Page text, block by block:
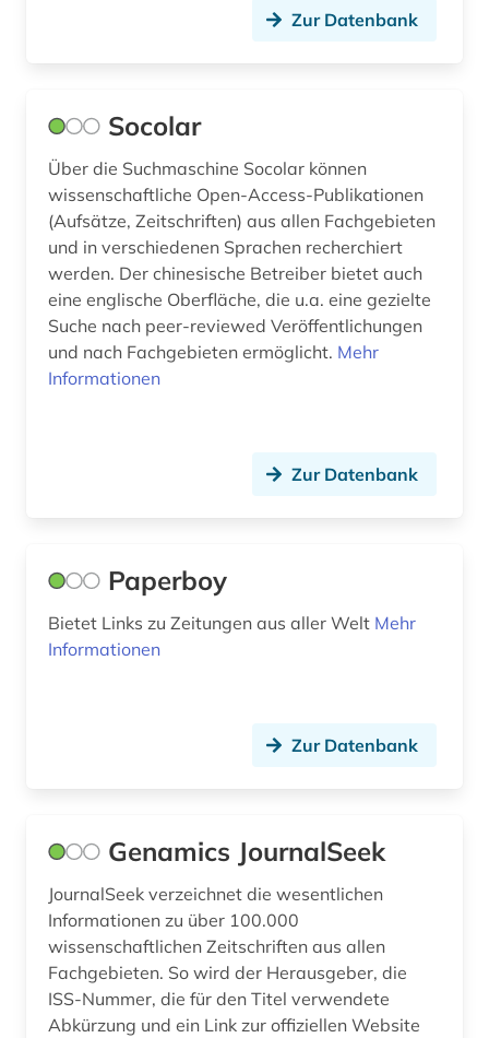
Zur Datenbank
Socolar
Über die Suchmaschine Socolar können
wissenschaftliche Open-Access-Publikationen
(Aufsätze, Zeitschriften) aus allen Fachgebieten
und in verschiedenen Sprachen recherchiert
werden. Der chinesische Betreiber bietet auch
eine englische Oberfläche, die u.a. eine gezielte
Suche nach peer-reviewed Veröffentlichungen
und nach Fachgebieten ermöglicht. Mehr
Informationen
Zur Datenbank
Paperboy
Bietet Links zu Zeitungen aus aller Welt Mehr
Informationen
Zur Datenbank
Genamics JournalSeek
JournalSeek verzeichnet die wesentlichen
Informationen zu über 100.000
wissenschaftlichen Zeitschriften aus allen
Fachgebieten. So wird der Herausgeber, die
ISS-Nummer, die für den Titel verwendete
Abkürzung und ein Link zur offiziellen Website